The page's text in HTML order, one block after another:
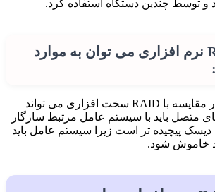
و توسط چندین دستگاه استفاده کرد.
از معایب RAID نرم افزاری می توان به موارد
دسترسی به داده ها در مقایسه با RAID سخت افزاری می تواند
متصل باید با سیستم عامل مرتبط سازگار
دیسک پیچیده تر است زیرا سیستم عامل باید